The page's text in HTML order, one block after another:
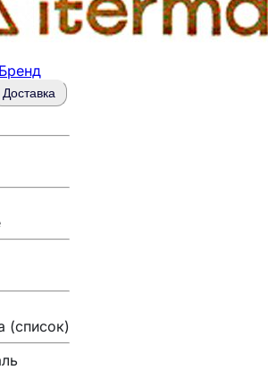
Бренд
Доставка
(список)